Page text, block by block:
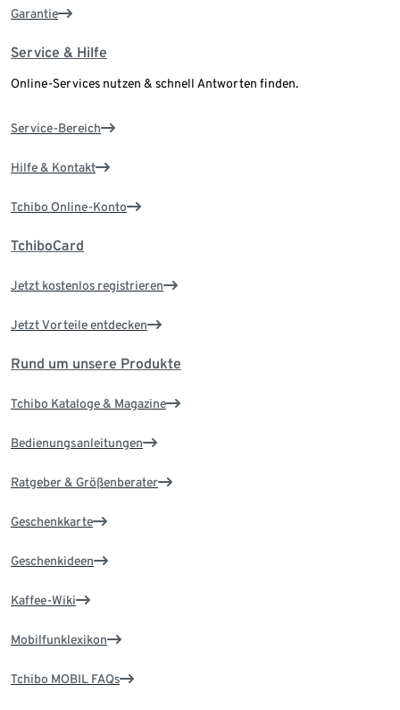
Garantie
Service & Hilfe
Online-Services nutzen & schnell Antworten finden.
Service-Bereich
Hilfe & Kontakt
Tchibo Online-Konto
TchiboCard
Jetzt kostenlos registrieren
Jetzt Vorteile entdecken
Rund um unsere Produkte
Tchibo Kataloge & Magazine
Bedienungsanleitungen
Ratgeber & Größenberater
Geschenkkarte
Geschenkideen
Kaffee-Wiki
Mobilfunklexikon
Tchibo MOBIL FAQs